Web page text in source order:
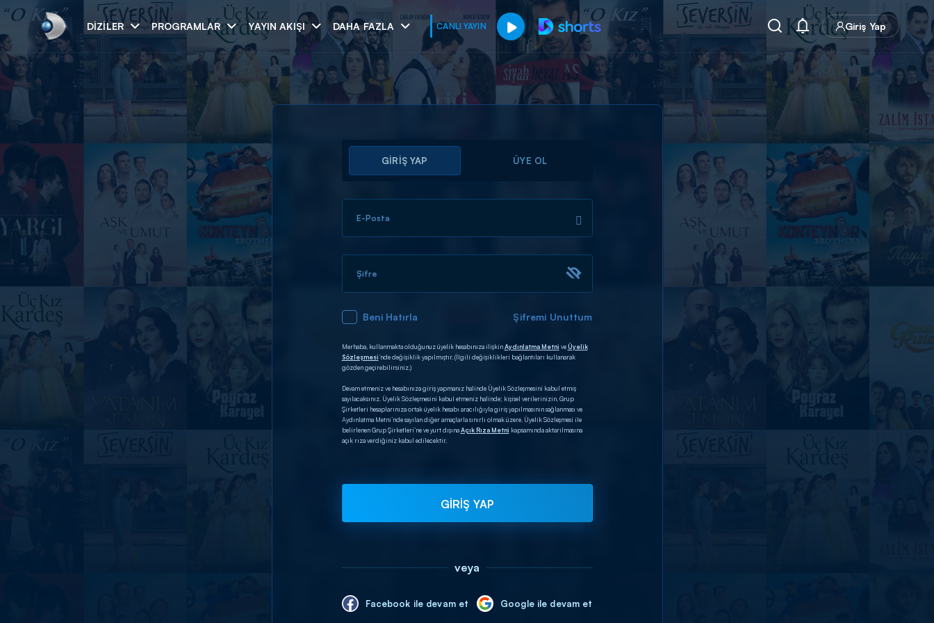
DIZILER PROGRAMLAR YAYIN AKIŞI DAHA FAZLA CANLI YAYIN Giriş Yap
Arama
ARAMA SONUÇLARI
GİRİŞ YAP ÜYE OL
E-Posta
Şifre
Beni Hatırla Şifremi Unuttum
Merhaba, kullanmakta olduğunuz üyelik hesabınıza ilişkinAydınlatma Metni veÜyelik
Sözleşmesi’nde değişiklik yapılmıştır. (İlgili değişiklikleri bağlantıları kullanarak
gözden geçirebilirsiniz.)
Devam etmeniz ve hesabınıza giriş yapmanız halinde Üyelik Sözleşmesini kabul etmiş
sayılacaksınız. Üyelik Sözleşmesini kabul etmeniz halinde; kişisel verilerinizin, Grup
Şirketleri hesaplarınıza ortak üyelik hesabı aracılığıyla giriş yapılmasının sağlanması ve
Aydınlatma Metni’nde sayılan diğer amaçlarla sınırlı olmak üzere, Üyelik Sözleşmesi ile
belirlenen Grup Şirketleri’ne ve yurt dışınaAçık Rıza Metni kapsamında aktarılmasına
açık rıza verdiğiniz kabul edilecektir.
GİRİŞ YAP
veya
Facebook ile devam et Google ile devam et